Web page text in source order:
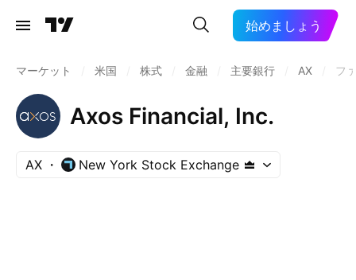
始めましょう
マーケット 米国 株式 金融 主要銀行 AX フ
Axos Financial, Inc.
AX New York Stock Exchange